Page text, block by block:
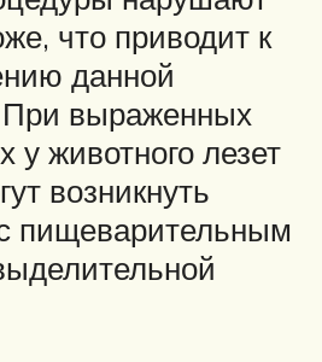
что приводит к
данной
выраженных
у животного лезет
возникнуть
пищеварительным